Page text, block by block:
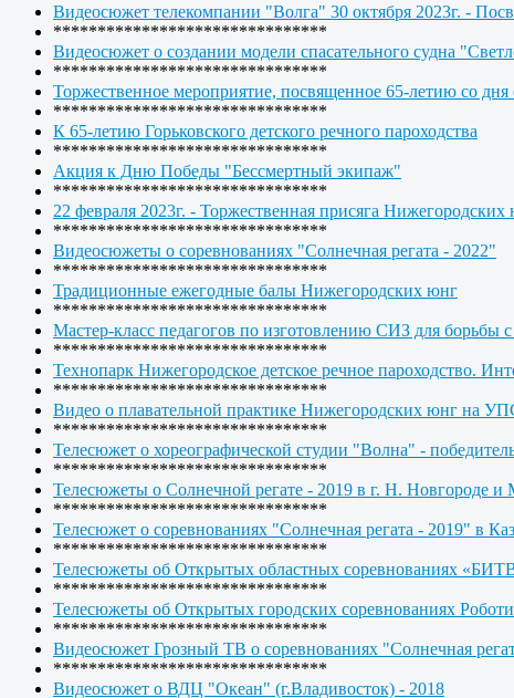
Видеосюжет телекомпании "Волга" 30 октября 2023г. -
*******************************
Видеосюжет о создании модели спасательного судна
*******************************
Торжественное мероприятие, посвященное 65-летию со дня
*******************************
К 65-летию Горьковского детского речного пароходства
*******************************
Акция к Дню Победы "Бессмертный экипаж"
*******************************
22 февраля 2023г. - Торжественная присяга
*******************************
Видеосюжеты о соревнованиях "Солнечная регата - 2022"
*******************************
Традиционные ежегодные балы Нижегородских юнг
*******************************
Мастер-класс педагогов по изготовлению СИЗ для борьбы
*******************************
Технопарк Нижегородское детское речное пароходство.
*******************************
Видео о плавательной практике Нижегородских юнг на
*******************************
Телесюжет о хореографической студии "Волна" -
*******************************
Телесюжеты о Солнечной регате - 2019 в г. Н. Новгороде
*******************************
Телесюжет о соревнованиях "Солнечная регата - 2019" в
*******************************
Телесюжеты об Открытых областных
*******************************
Телесюжеты об Открытых городских соревнованиях
*******************************
Видеосюжет Грозный ТВ о соревнованиях "Солнечная
*******************************
Видеосюжет о ВДЦ "Океан" (г.Владивосток) - 2018